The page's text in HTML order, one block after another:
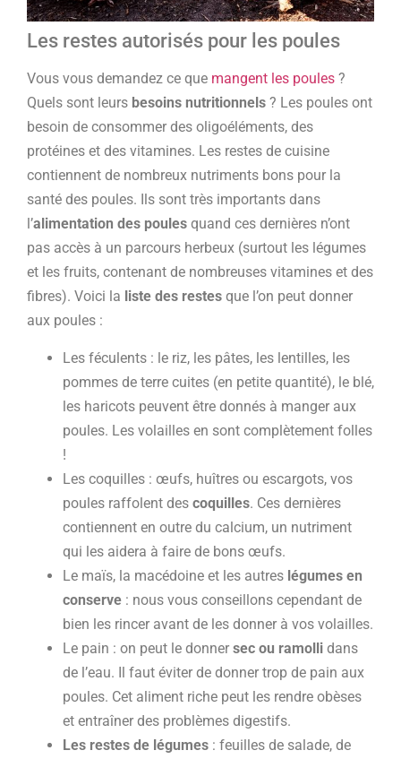
Les restes autorisés pour les poules
Vous vous demandez ce que mangent les poules ?
Quels sont leurs besoins nutritionnels ? Les poules ont
besoin de consommer des oligoéléments, des
protéines et des vitamines. Les restes de cuisine
contiennent de nombreux nutriments bons pour la
santé des poules. Ils sont très importants dans
l’alimentation des poules quand ces dernières n’ont
pas accès à un parcours herbeux (surtout les légumes
et les fruits, contenant de nombreuses vitamines et des
fibres). Voici la liste des restes que l’on peut donner
aux poules :
Les féculents : le riz, les pâtes, les lentilles, les
pommes de terre cuites (en petite quantité), le blé,
les haricots peuvent être donnés à manger aux
poules. Les volailles en sont complètement folles
!
Les coquilles : œufs, huîtres ou escargots, vos
poules raffolent des coquilles. Ces dernières
contiennent en outre du calcium, un nutriment
qui les aidera à faire de bons œufs.
Le maïs, la macédoine et les autres légumes en
conserve : nous vous conseillons cependant de
bien les rincer avant de les donner à vos volailles.
Le pain : on peut le donner sec ou ramolli dans
de l’eau. Il faut éviter de donner trop de pain aux
poules. Cet aliment riche peut les rendre obèses
et entraîner des problèmes digestifs.
Les restes de légumes : feuilles de salade, de